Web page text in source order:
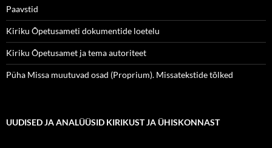
Paavstid
Kiriku Õpetusameti dokumentide loetelu
Kiriku Õpetusamet ja tema autoriteet
Püha Missa muutuvad osad (Proprium). Missatekstide tõlked
UUDISED JA ANALÜÜSID KIRIKUST JA ÜHISKONNAST